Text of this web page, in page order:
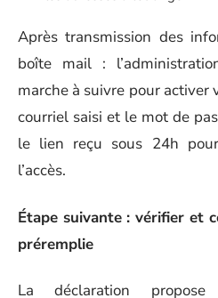
Après transmission des
boîte mail :
marche à suivre pour activer
courriel saisi et le mot de
le lien reçu sous 24h
l’accès.
Étape suivante : vérifier et
préremplie
La déclaration